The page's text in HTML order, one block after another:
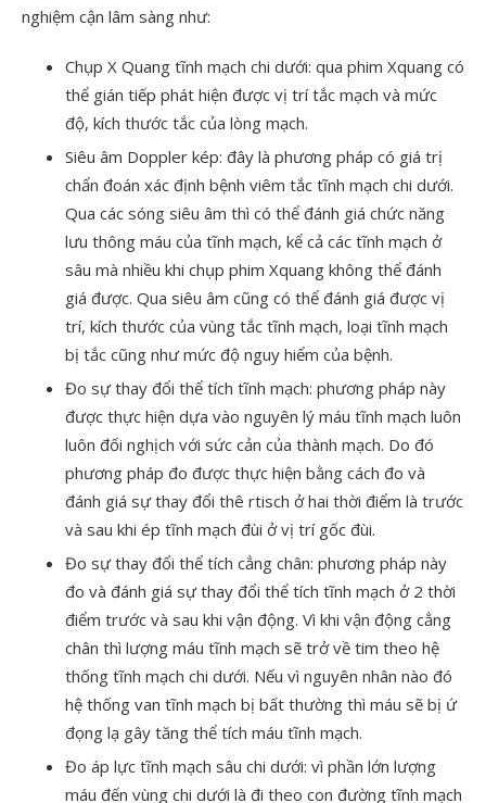
nghiệm cận lâm sàng như:
Chụp X Quang tĩnh mạch chi dưới: qua phim Xquang có
thể gián tiếp phát hiện được vị trí tắc mạch và mức
độ, kích thước tắc của lòng mạch.
Siêu âm Doppler kép: đây là phương pháp có giá trị
chẩn đoán xác định bệnh viêm tắc tĩnh mạch chi dưới.
Qua các sóng siêu âm thì có thể đánh giá chức năng
lưu thông máu của tĩnh mạch, kể cả các tĩnh mạch ở
sâu mà nhiều khi chụp phim Xquang không thể đánh
giá được. Qua siêu âm cũng có thể đánh giá được vị
trí, kích thước của vùng tắc tĩnh mạch, loại tĩnh mạch
bị tắc cũng như mức độ nguy hiểm của bệnh.
Đo sự thay đổi thể tích tĩnh mạch: phương pháp này
được thực hiện dựa vào nguyên lý máu tĩnh mạch luôn
luôn đối nghịch với sức cản của thành mạch. Do đó
phương pháp đo được thực hiện bằng cách đo và
đánh giá sự thay đổi thê rtisch ở hai thời điểm là trước
và sau khi ép tĩnh mạch đùi ở vị trí gốc đùi.
Đo sự thay đổi thể tích cẳng chân: phương pháp này
đo và đánh giá sự thay đổi thể tích tĩnh mạch ở 2 thời
điểm trước và sau khi vận động. Vì khi vận động cẳng
chân thì lượng máu tĩnh mạch sẽ trở về tim theo hệ
thống tĩnh mạch chi dưới. Nếu vì nguyên nhân nào đó
hệ thống van tĩnh mạch bị bất thường thì máu sẽ bị ứ
đọng lạ gây tăng thể tích máu tĩnh mạch.
Đo áp lực tĩnh mạch sâu chi dưới: vì phần lớn lượng
máu đến vùng chi dưới là đi theo con đường tĩnh mạch